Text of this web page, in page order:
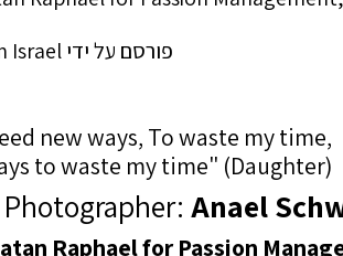
פורסם על ידיIsrael
new ways, To waste my time,
to waste my time" (Daughter)
Photographer: Anael
Raphael for Passion